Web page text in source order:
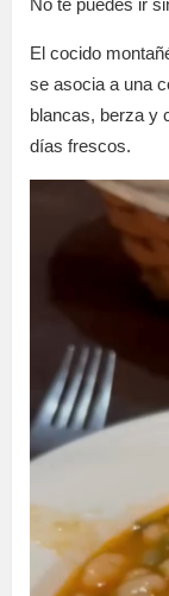
El cocido
se asocia a una
blancas, berza y
días frescos.